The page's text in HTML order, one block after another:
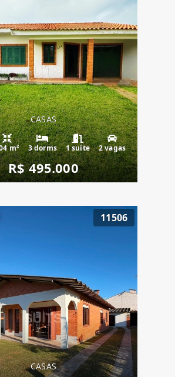
CASAS
m² 3 dorms 1 suíte 2 vagas
R$ 495.000
11506
CASAS